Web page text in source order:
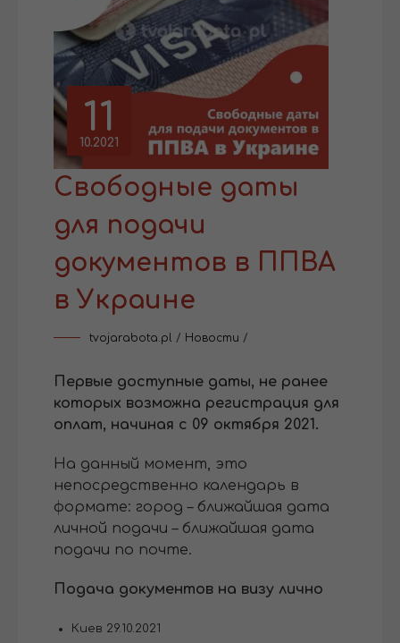
11
10.2021
Свободные даты
для подачи
документов в ППВА
в Украине
tvojarabota.pl / Новости /
Первые доступные даты, не ранее
которых возможна регистрация для
оплат, начиная с 09 октября 2021.
На данный момент, это
непосредственно календарь в
формате: город – ближайшая дата
личной подачи – ближайшая дата
подачи по почте.
Подача документов на визу лично
Киев 29.10.2021